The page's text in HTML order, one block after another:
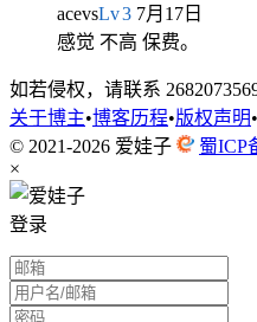
acevsLv3 7月17日
感觉 不高 保费。
如若侵权，请联系
关于博主•博客历程•版权声明•
© 2021-2026 爱娃子 蜀ICP
×
登录